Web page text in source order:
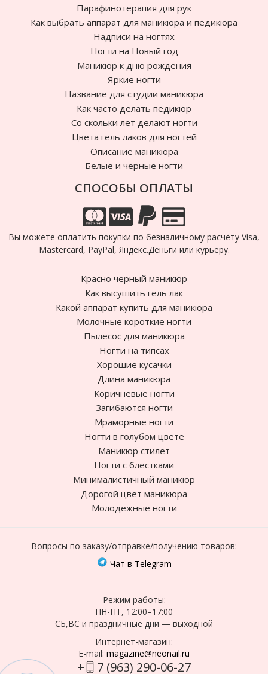
Парафинотерапия для рук
Как выбрать аппарат для маникюра и педикюра
Надписи на ногтях
Ногти на Новый год
Маникюр к дню рождения
Яркие ногти
Название для студии маникюра
Как часто делать педикюр
Cо скольки лет делают ногти
Цвета гель лаков для ногтей
Описание маникюра
Белые и черные ногти
СПОСОБЫ ОПЛАТЫ
Вы можете оплатить покупки по безналичному расчёту Visa,
Mastercard, PayPal, Яндекс.Деньги или курьеру.
Красно черный маникюр
Как высушить гель лак
Какой аппарат купить для маникюра
Молочные короткие ногти
Пылесос для маникюра
Ногти на типсах
Хорошие кусачки
Длина маникюра
Коричневые ногти
Загибаются ногти
Мраморные ногти
Ногти в голубом цвете
Маникюр стилет
Ногти с блестками
Минималистичный маникюр
Дорогой цвет маникюра
Молодежные ногти
Вопросы по заказу/отправке/получению товаров:
Чат в Telegram
Режим работы:
ПН-ПТ, 12:00–17:00
СБ,ВС и праздничные дни — выходной
Интернет-магазин:
E-mail: magazine@neonail.ru
+ 7 (963) 290-06-27